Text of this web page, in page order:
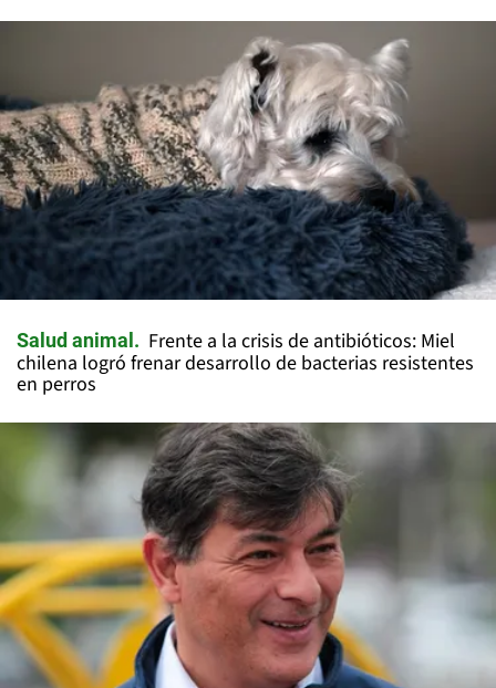
Salud animal
Frente a la crisis de antibióticos: Miel
chilena logró frenar desarrollo de bacterias resistentes
en perros